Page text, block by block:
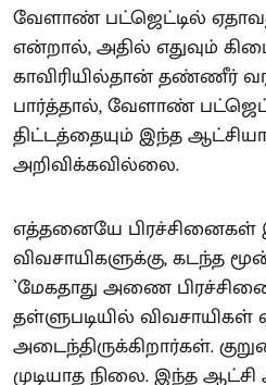
வேளாண் பட்ஜெட்டில்
என்றால், அதில் எதுவும்
காவிரியில்தான் தண்ணீர்
பார்த்தால், வேளாண்
திட்டத்தையும் இந்த
அறிவிக்கவில்லை.
எத்தனையே பிரச்சினைகள்
விவசாயிகளுக்கு, கடந்த
`மேகதாது அணை
தள்ளுபடியில் விவசாயிகள்
அடைந்திருக்கிறார்கள்.
முடியாத நிலை. இந்த